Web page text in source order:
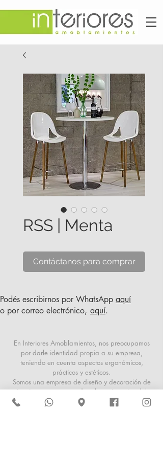
RSS | Menta
Contáctanos para comprar
Podés escribirnos por WhatsApp aquí
o por correo electrónico, aquí.
En Interiores Amoblamientos, nos preocupamos
por darle identidad propia a su empresa,
teniendo en cuenta aspectos ergonómicos,
prácticos y estéticos.
Somos una empresa de diseño y decoración de
interiores, que responde a las exigencias del
usuario actual, tanto en aspectos funcionales